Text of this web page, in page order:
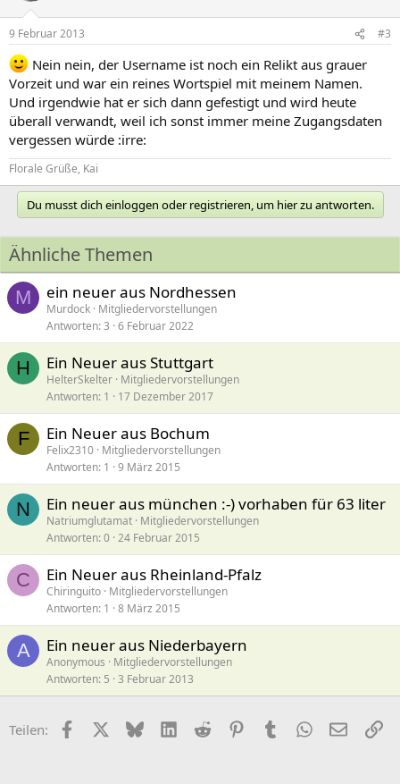
9 Februar 2013 #3
Nein nein, der Username ist noch ein Relikt aus grauer
Vorzeit und war ein reines Wortspiel mit meinem Namen.
Und irgendwie hat er sich dann gefestigt und wird heute
überall verwandt, weil ich sonst immer meine Zugangsdaten
vergessen würde :irre:
Florale Grüße, Kai
Du musst dich einloggen oder registrieren, um hier zu antworten.
Ähnliche Themen
M ein neuer aus Nordhessen
Murdock Mitgliedervorstellungen
Antworten 3 6 Februar 2022
H Ein Neuer aus Stuttgart
HelterSkelter Mitgliedervorstellungen
Antworten 1 17 Dezember 2017
F Ein Neuer aus Bochum
Felix2310 Mitgliedervorstellungen
Antworten 1 9 März 2015
N Ein neuer aus münchen :-) vorhaben für 63 liter
Natriumglutamat Mitgliedervorstellungen
Antworten 0 24 Februar 2015
C Ein Neuer aus Rheinland-Pfalz
Chiringuito Mitgliedervorstellungen
Antworten 1 8 März 2015
A Ein neuer aus Niederbayern
Anonymous
Mitgliedervorstellungen
Antworten 5 3 Februar 2013
Teilen: FacebookX (Twitter)
BlueskyLinkedIn
Reddit PinterestTumblr WhatsApp
E-Mail